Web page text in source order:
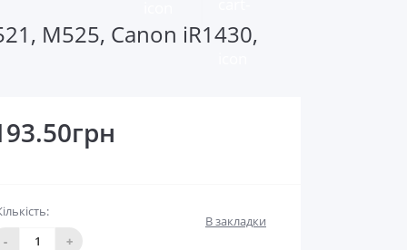
M525, Canon iR1430,
-
+
В закладки